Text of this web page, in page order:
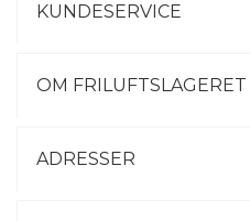
KUNDESERVICE
OM FRILUFTSLAGERET
ADRESSER